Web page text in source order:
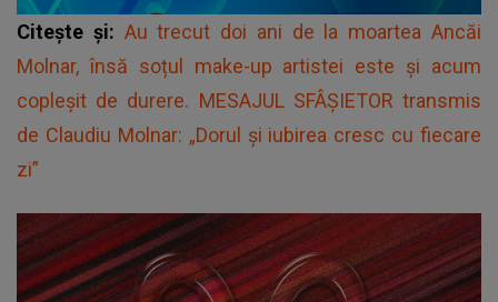
Citește și: Au trecut doi ani de la moartea Ancăi
Molnar, însă soțul make-up artistei este și acum
copleșit de durere. MESAJUL SFÂȘIETOR transmis
de Claudiu Molnar: „Dorul și iubirea cresc cu fiecare
zi”